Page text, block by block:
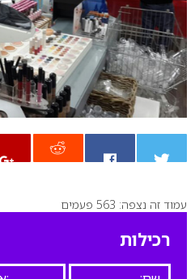
0
עמוד זה נצפה: 563 פעמים
רכילות